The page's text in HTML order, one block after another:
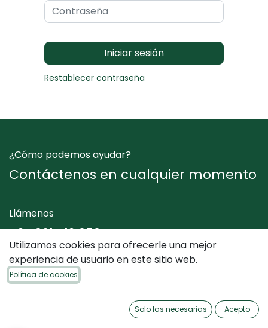
Iniciar sesión
Restablecer contraseña
¿Cómo podemos ayudar?
Contáctenos en cualquier momento
Llámenos
+34 961 412 050
Envíenos un mensaje
Utilizamos cookies para ofrecerle una mejor
experiencia de usuario en este sitio web.
Política de cookies
Solo las necesarias Acepto